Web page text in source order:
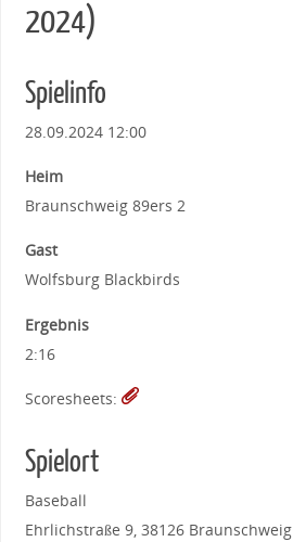
2024)
Spielinfo
28.09.2024 12:00
Heim
Braunschweig 89ers 2
Gast
Wolfsburg Blackbirds
Ergebnis
2:16
Scoresheets:
Spielort
Baseball
Ehrlichstraße 9, 38126 Braunschweig